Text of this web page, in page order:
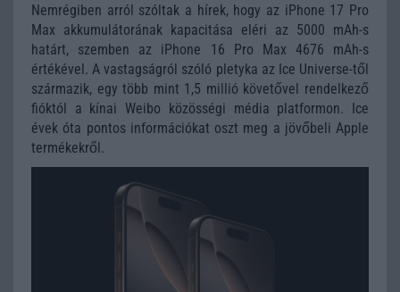
Nemrégiben arról szóltak a hírek, hogy az iPhone 17 Pro
Max akkumulátorának kapacitása eléri az 5000 mAh-s
határt, szemben az iPhone 16 Pro Max 4676 mAh-s
értékével. A vastagságról szóló pletyka az Ice Universe-től
származik, egy több mint 1,5 millió követővel rendelkező
fióktól a kínai Weibo közösségi média platformon. Ice
évek óta pontos információkat oszt meg a jövőbeli Apple
termékekről.